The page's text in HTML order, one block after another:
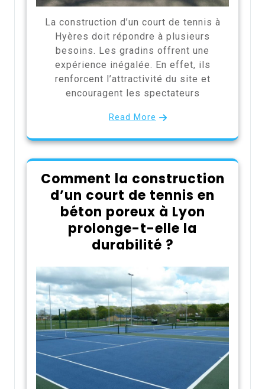
La construction d’un court de tennis à
Hyères doit répondre à plusieurs
besoins. Les gradins offrent une
expérience inégalée. En effet, ils
renforcent l’attractivité du site et
encouragent les spectateurs
Read More
Comment la construction
d’un court de tennis en
béton poreux à Lyon
prolonge-t-elle la
durabilité ?